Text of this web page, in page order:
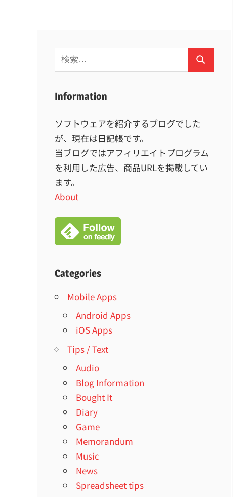
検
索:
検
Information
ソフトウェアを紹介するブログでした
が、現在は日記帳です。
当ブログではアフィリエイトプログラム
を利用した広告、商品URLを掲載してい
ます。
About
Categories
Mobile Apps
Android Apps
iOS Apps
Tips / Text
Audio
Blog Information
Bought It
Diary
Game
Memorandum
Music
News
Spreadsheet tips